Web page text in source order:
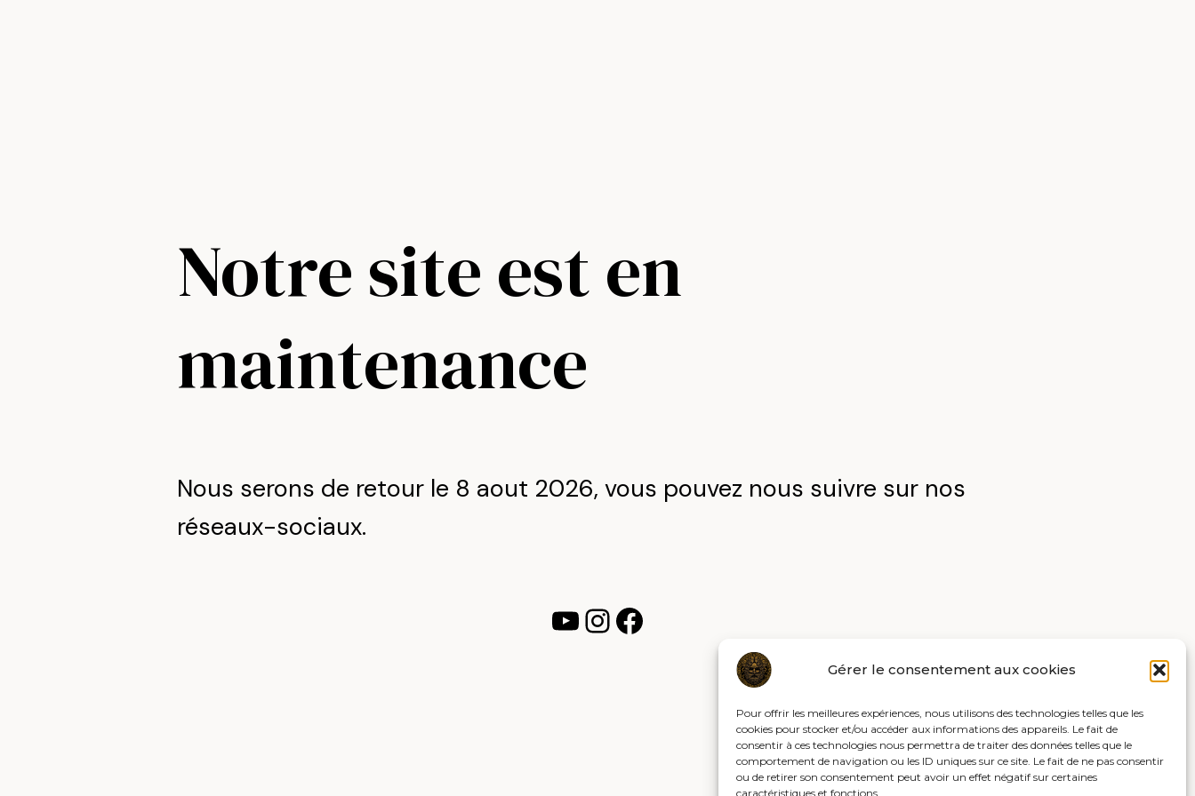
Gérer le consentement aux cookies
Pour offrir les meilleures expériences, nous utilisons des technologies telles que les
cookies pour stocker et/ou accéder aux informations des appareils. Le fait de
consentir à ces technologies nous permettra de traiter des données telles que le
comportement de navigation ou les ID uniques sur ce site. Le fait de ne pas consentir
ou de retirer son consentement peut avoir un effet négatif sur certaines
caractéristiques et fonctions.
Notre site est en
maintenance
Nous serons de retour le 8 aout 2026, vous pouvez nous suivre sur nos
réseaux-sociaux.
YouTube
Instagram
Facebook